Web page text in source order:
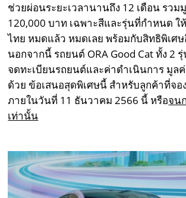
ช่วยผ่อนระยะเวลานานถึง 12 เดือน รวม
120,000 บาท เฉพาะสีและรุ่นที่กำหนด
ไทย หมดแล้ว หมดเลย พร้อมกับสิทธิพิเศ
นอกจากนี้ รถยนต์ ORA Good Cat ทั้ง 2
จดทะเบียนรถยนต์และค่าดำเนินการ มูล
ด้วย ข้อเสนอสุดพิเศษนี้ สำหรับลูกค้าที่จอ
ภายในวันที่ 11 ธันวาคม 2566 นี้ หรือจน
เท่านั้น